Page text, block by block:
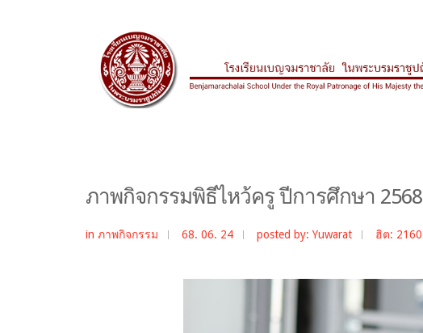
ภาพกิจกรรมพิธีไหว้ครู ปีการศึกษา 2568
in ภาพกิจกรรม 68. 06. 24 posted by: Yuwarat
ฮิต: 2160